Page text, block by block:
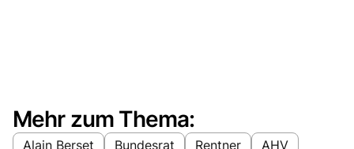
Mehr zum Thema:
Alain Berset Bundesrat Rentner
AHV